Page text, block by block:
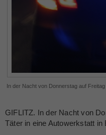
In der Nacht von Donnerstag auf
GIFLITZ. In der Nacht von
Täter in eine Autowerkstatt in